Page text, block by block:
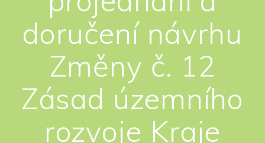
doručení návrhu
Změny č. 12
Zásad územního
rozvoje Kraje